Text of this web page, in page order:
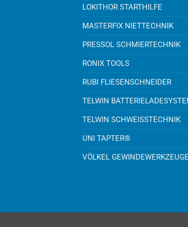
LOKITHOR STARTHILFE
MASTERFIX NIETTECHNIK
PRESSOL SCHMIERTECHNIK
RONIX TOOLS
RUBI FLIESENSCHNEIDER
TELWIN
TELWIN SCHWEISSTECHNIK
UNI TAPTER®
VÖLKEL GEWINDEWERKZEUGE